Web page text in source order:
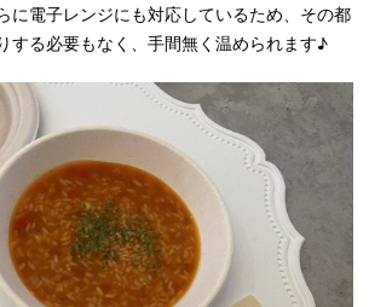
に電子レンジにも対応しているため、その都
する必要もなく、手間無く温められます♪